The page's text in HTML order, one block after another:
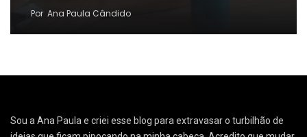
Por Ana Paula Cândido
Sou a Ana Paula e criei esse blog para extravasar o turbilhão de